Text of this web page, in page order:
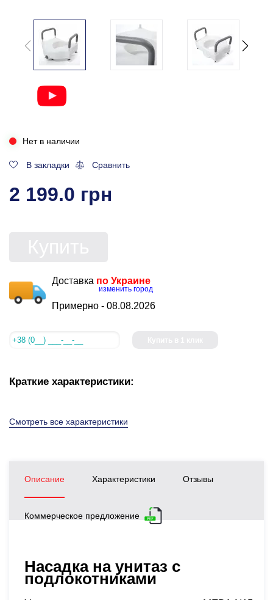
Нет в наличии
В закладки Сравнить
2 199.0 грн
Доставка по Украине
изменить город
Примерно - 08.08.2026
Краткие характеристики:
Смотреть все характеристики
Описание Характеристики Отзывы
Коммерческое предложение
Насадка на унитаз с
подлокотниками